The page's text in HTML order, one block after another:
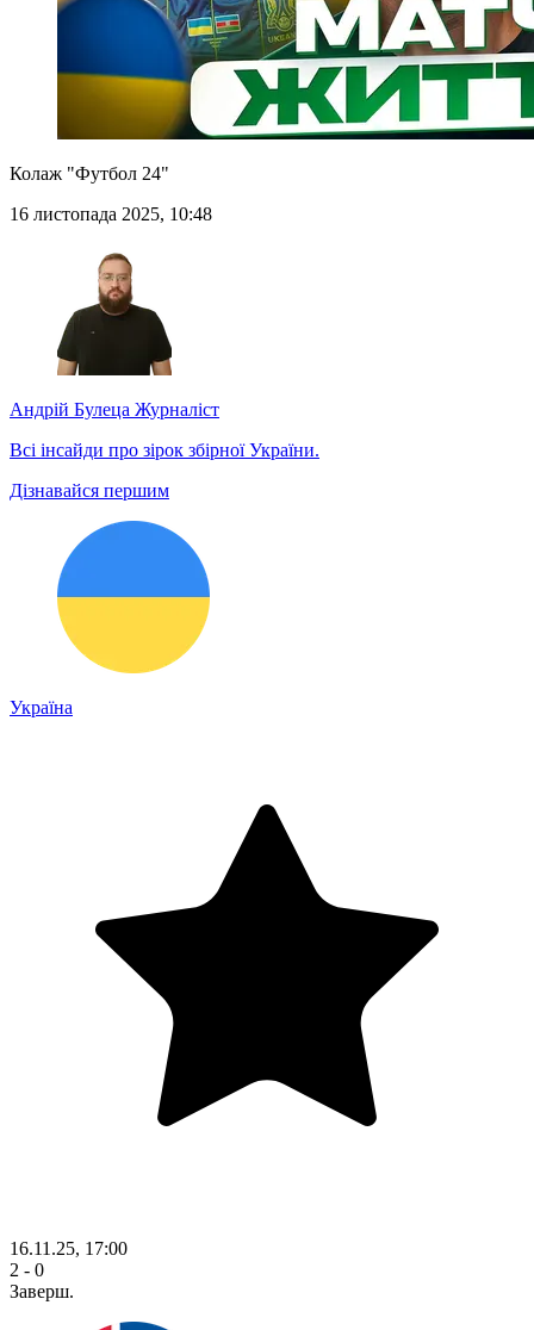
Колаж "Футбол 24"
16 листопада 2025, 10:48
Андрій Булеца Журналіст
Всі інсайди про зірок збірної України.
Дізнавайся першим
Україна
16.11.25, 17:00
2 - 0
Заверш.